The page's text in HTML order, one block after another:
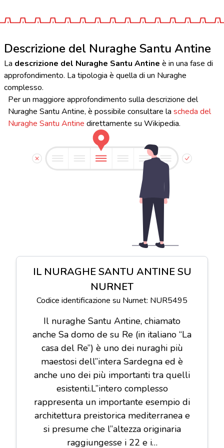
Descrizione del Nuraghe Santu Antine
La descrizione del Nuraghe Santu Antine è in una fase di
approfondimento. La tipologia è quella di un Nuraghe
complesso.
Per un maggiore approfondimento sulla descrizione del
Nuraghe Santu Antine, è possibile consultare la scheda del
Nuraghe Santu Antine direttamente su Wikipedia.
IL NURAGHE SANTU ANTINE SU
NURNET
Codice identificazione su Nurnet: NUR5495
Il nuraghe Santu Antine, chiamato
anche Sa domo de su Re (in italiano “La
casa del Re”) è uno dei nuraghi più
maestosi dell”intera Sardegna ed è
anche uno dei più importanti tra quelli
esistenti.L”intero complesso
rappresenta un importante esempio di
architettura preistorica mediterranea e
si presume che l”altezza originaria
raggiungesse i 22 e i…